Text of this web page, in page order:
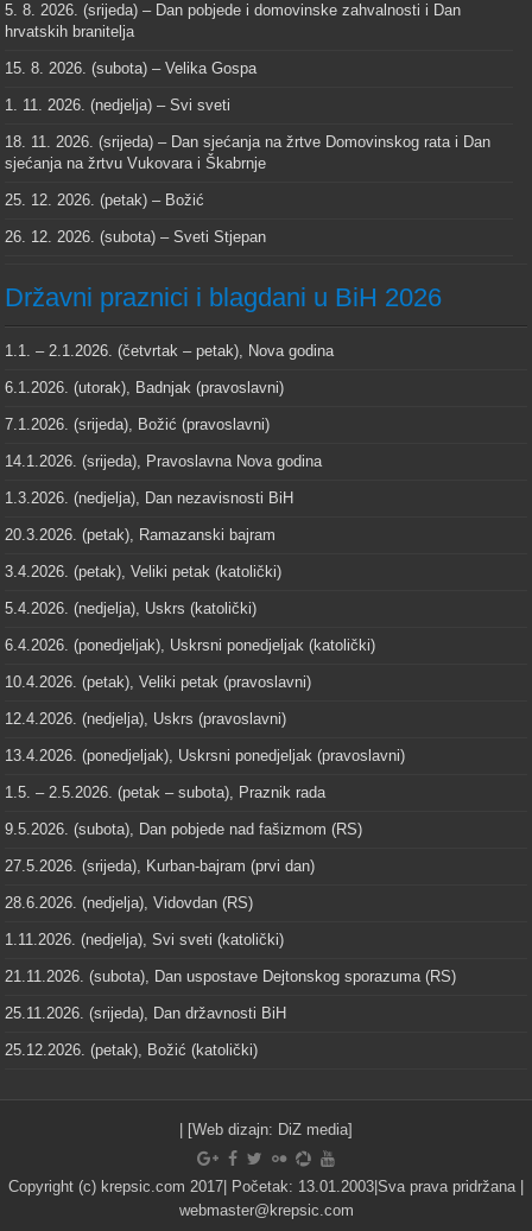
5. 8. 2026. (srijeda) – Dan pobjede i domovinske zahvalnosti i Dan
hrvatskih branitelja
15. 8. 2026. (subota) – Velika Gospa
1. 11. 2026. (nedjelja) – Svi sveti
18. 11. 2026. (srijeda) – Dan sjećanja na žrtve Domovinskog rata i Dan
sjećanja na žrtvu Vukovara i Škabrnje
25. 12. 2026. (petak) – Božić
26. 12. 2026. (subota) – Sveti Stjepan
Državni praznici i blagdani u BiH 2026
1.1. – 2.1.2026. (četvrtak – petak), Nova godina
6.1.2026. (utorak), Badnjak (pravoslavni)
7.1.2026. (srijeda), Božić (pravoslavni)
14.1.2026. (srijeda), Pravoslavna Nova godina
1.3.2026. (nedjelja), Dan nezavisnosti BiH
20.3.2026. (petak), Ramazanski bajram
3.4.2026. (petak), Veliki petak (katolički)
5.4.2026. (nedjelja), Uskrs (katolički)
6.4.2026. (ponedjeljak), Uskrsni ponedjeljak (katolički)
10.4.2026. (petak), Veliki petak (pravoslavni)
12.4.2026. (nedjelja), Uskrs (pravoslavni)
13.4.2026. (ponedjeljak), Uskrsni ponedjeljak (pravoslavni)
1.5. – 2.5.2026. (petak – subota), Praznik rada
9.5.2026. (subota), Dan pobjede nad fašizmom (RS)
27.5.2026. (srijeda), Kurban-bajram (prvi dan)
28.6.2026. (nedjelja), Vidovdan (RS)
1.11.2026. (nedjelja), Svi sveti (katolički)
21.11.2026. (subota), Dan uspostave Dejtonskog sporazuma (RS)
25.11.2026. (srijeda), Dan državnosti BiH
25.12.2026. (petak), Božić (katolički)
| [Web dizajn: DiZ media]
Copyright (c) krepsic.com 2017| Početak: 13.01.2003|Sva prava pridržana |
webmaster@krepsic.com